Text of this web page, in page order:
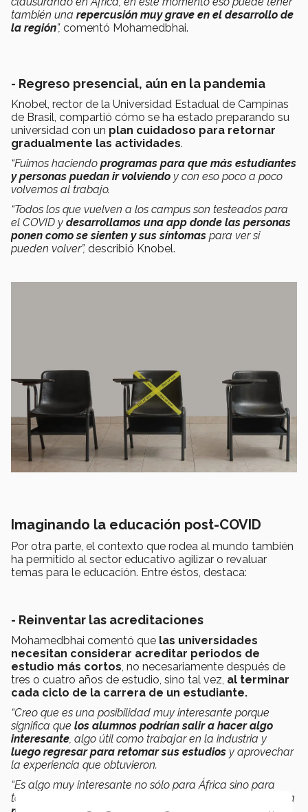
también una repercusión muy grave en el desarrollo de
la región”, comentó Mohamedbhai.
- Regreso presencial, aún en la pandemia
Knobel, rector de la Universidad Estadual de Campinas
de Brasil, compartió cómo se ha estado preparando su
universidad con un plan cuidadoso para retornar
gradualmente las actividades.
“Fuimos haciendo programas para que más estudiantes
y personas puedan ir volviendo y con eso poco a poco
volvemos al trabajo.
“Todos los que vuelven a los campus son testeados para
el COVID y desarrollamos una app donde las personas
ponen como se sienten y sus síntomas para ver si
pueden volver”, describió Knobel.
Imaginando la educación post-COVID
Por otra parte, el contexto que rodea al mundo también
ha permitido al sector educativo agilizar o revaluar
temas para le educación. Entre éstos, destaca:
- Reinventar las acreditaciones
Mohamedbhai comentó que las universidades
necesitan considerar acreditar periodos de
estudio más cortos, no necesariamente después de
tres o cuatro años de estudio, sino tal vez, al terminar
cada ciclo de la carrera de un estudiante.
“Creo que es una posibilidad muy interesante porque
significa que los alumnos podrían salir a hacer algo
interesante, algo útil como trabajar en la industria y
luego regresar para retomar sus estudios y aprovechar
la experiencia que obtuvieron.
“Es algo muy interesante no sólo para África sino para
todo el mundo, podría ser muy útil y permitiría que hubiera